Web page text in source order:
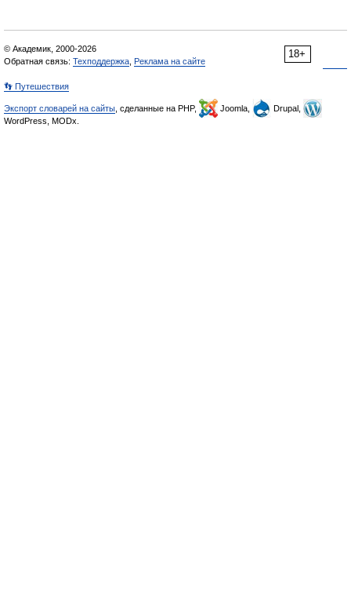
18+
© Академик, 2000-2026
Обратная связь: Техподдержка Реклама на сайте
👣 Путешествия
Экспорт словарей на сайты , сделанные на PHP, Joomla,
Drupal,
WordPress, MODx.